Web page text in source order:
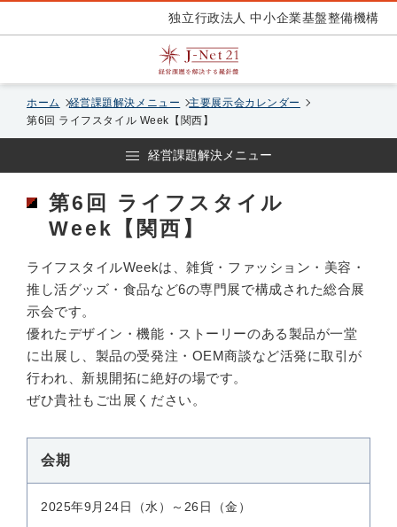
独立行政法人 中小企業基盤整備機構
ホーム 経営課題解決メニュー
主要展示会カレンダー
第6回 ライフスタイル Week【関西】
経営課題解決メニュー
第6回 ライフスタイル
Week【関西】
ライフスタイルWeekは、雑貨・ファッション・美容・
推し活グッズ・食品など6の専門展で構成された総合展
示会です。
優れたデザイン・機能・ストーリーのある製品が一堂
に出展し、製品の受発注・OEM商談など活発に取引が
行われ、新規開拓に絶好の場です。
ぜひ貴社もご出展ください。
会期
2025年9月24日（水）～26日（金）